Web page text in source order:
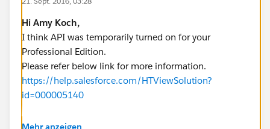
Hi Amy Koch,
I think API was temporarily turned on for your
Professional Edition.
Please refer below link for more information.
https://help.salesforce.com/HTViewSolution?
id=000005140
Hope this helps you!
Mehr anzeigen